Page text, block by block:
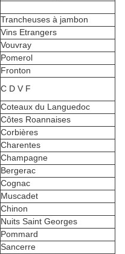
Trancheuses à jambon
Vins Etrangers
Vouvray
Pomerol
Fronton
C D V F
Coteaux du Languedoc
Côtes Roannaises
Corbières
Charentes
Champagne
Bergerac
Cognac
Muscadet
Chinon
Nuits Saint Georges
Pommard
Sancerre